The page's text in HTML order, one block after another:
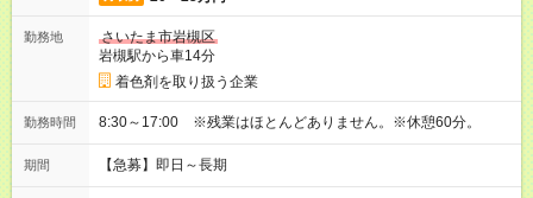
勤務地
さいたま市岩槻区
岩槻駅から車14分
着色剤を取り扱う企業
勤務時間 8:30～17:00 ※残業はほとんどありません。※休憩60分。
期間 【急募】即日～長期